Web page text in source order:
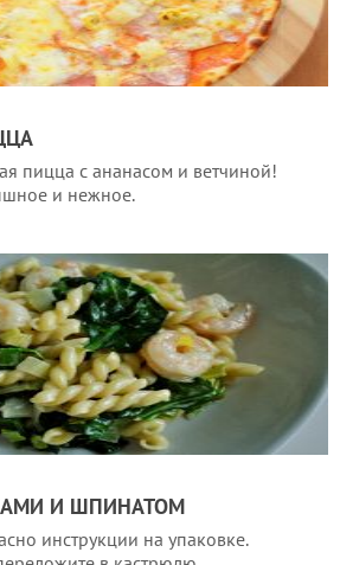
пицца с ананасом и ветчиной!
и нежное.
И ШПИНАТОМ
инструкции на упаковке.